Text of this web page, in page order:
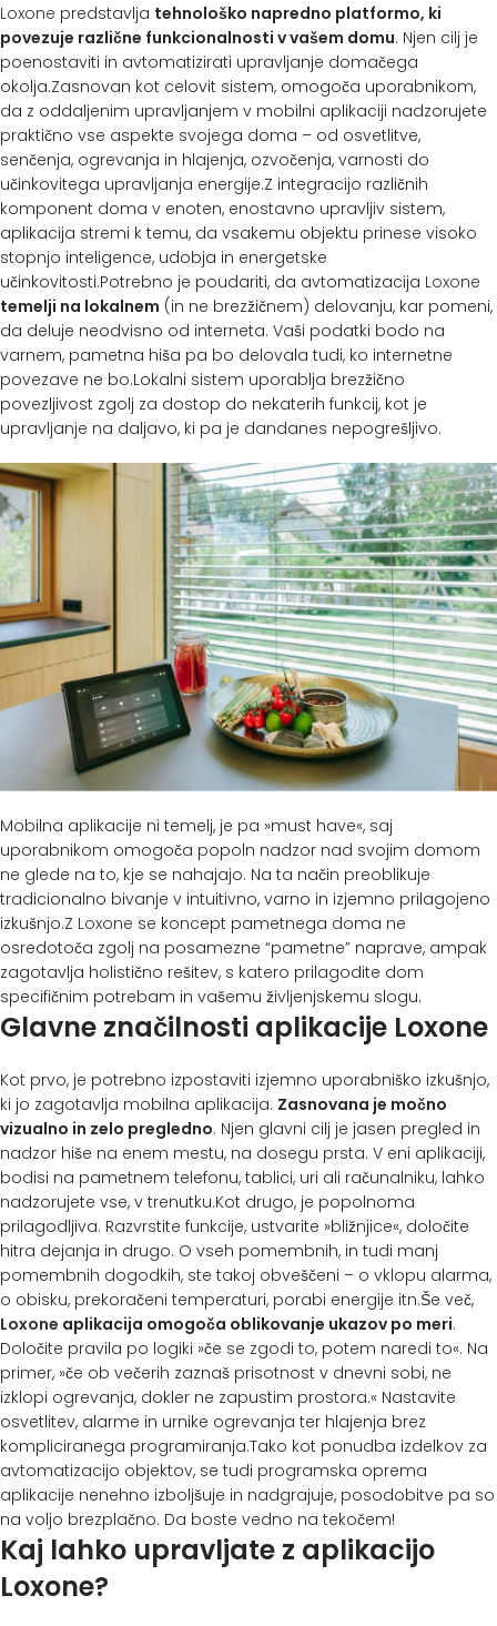
Loxone predstavlja tehnološko napredno platformo, ki
povezuje različne funkcionalnosti v vašem domu. Njen cilj je
poenostaviti in avtomatizirati upravljanje domačega
okolja.Zasnovan kot celovit sistem, omogoča uporabnikom,
da z oddaljenim upravljanjem v mobilni aplikaciji nadzorujete
praktično vse aspekte svojega doma – od osvetlitve,
senčenja, ogrevanja in hlajenja, ozvočenja, varnosti do
učinkovitega upravljanja energije.Z integracijo različnih
komponent doma v enoten, enostavno upravljiv sistem,
aplikacija stremi k temu, da vsakemu objektu prinese visoko
stopnjo inteligence, udobja in energetske
učinkovitosti.Potrebno je poudariti, da avtomatizacija Loxone
temelji na lokalnem (in ne brezžičnem) delovanju, kar pomeni,
da deluje neodvisno od interneta. Vaši podatki bodo na
varnem, pametna hiša pa bo delovala tudi, ko internetne
povezave ne bo.Lokalni sistem uporablja brezžično
povezljivost zgolj za dostop do nekaterih funkcij, kot je
upravljanje na daljavo, ki pa je dandanes nepogrešljivo.
Mobilna aplikacije ni temelj, je pa »must have«, saj
uporabnikom omogoča popoln nadzor nad svojim domom
ne glede na to, kje se nahajajo. Na ta način preoblikuje
tradicionalno bivanje v intuitivno, varno in izjemno prilagojeno
izkušnjo.Z Loxone se koncept pametnega doma ne
osredotoča zgolj na posamezne “pametne” naprave, ampak
zagotavlja holistično rešitev, s katero prilagodite dom
specifičnim potrebam in vašemu življenjskemu slogu.
Glavne značilnosti aplikacije Loxone
Kot prvo, je potrebno izpostaviti izjemno uporabniško izkušnjo,
ki jo zagotavlja mobilna aplikacija. Zasnovana je močno
vizualno in zelo pregledno. Njen glavni cilj je jasen pregled in
nadzor hiše na enem mestu, na dosegu prsta. V eni aplikaciji,
bodisi na pametnem telefonu, tablici, uri ali računalniku, lahko
nadzorujete vse, v trenutku.Kot drugo, je popolnoma
prilagodljiva. Razvrstite funkcije, ustvarite »bližnjice«, določite
hitra dejanja in drugo. O vseh pomembnih, in tudi manj
pomembnih dogodkih, ste takoj obveščeni – o vklopu alarma,
o obisku, prekoračeni temperaturi, porabi energije itn.Še več,
Loxone aplikacija omogoča oblikovanje ukazov po meri.
Določite pravila po logiki »če se zgodi to, potem naredi to«. Na
primer, »če ob večerih zaznaš prisotnost v dnevni sobi, ne
izklopi ogrevanja, dokler ne zapustim prostora.« Nastavite
osvetlitev, alarme in urnike ogrevanja ter hlajenja brez
kompliciranega programiranja.Tako kot ponudba izdelkov za
avtomatizacijo objektov, se tudi programska oprema
aplikacije nenehno izboljšuje in nadgrajuje, posodobitve pa so
na voljo brezplačno. Da boste vedno na tekočem!
Kaj lahko upravljate z aplikacijo
Loxone?